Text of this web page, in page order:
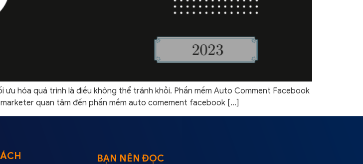
hóa quá trình là điều không thể tránh khỏi. Phần mềm Auto Comment Facebook
quan tâm đến phần mềm auto comement facebook […]
BẠN NÊN ĐỌC